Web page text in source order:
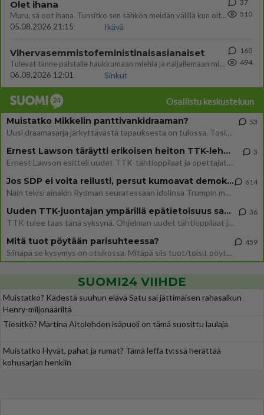
Olet ihana
Muru, sä oot ihana. Tunsitko sen sähkön meidän välillä kun oltiin ihan låhekkäin? 👩‍❤️‍👩❤️😼😘
05.08.2026 21:15
Ikävä
37
510
Vihervasemmistofeministinaisasianaiset
Tulevat tänne palstalle haukkumaan miehiä ja naljailemaan miehelle, kehuvat olevansa heitä parempia. Itse asuvat MIEHE
06.08.2026 12:01
Sinkut
160
494
Osallistu keskusteluun
Muistatko Mikkelin panttivankidraaman?
Uusi draamasarja järkyttävästä tapauksesta on tulossa. Tositapahtumiin perustuva sarja ammentaa vuoden 1986 Mikkelin pan
53
Ernest Lawson täräytti erikoisen heiton TTK-lehdistötilaisuudessa: " Onko tässä tarkoituksena...?"
Ernest Lawson esitteli uudet TTK-tähtioppilaat ja opettajat torstaina 6.8. lehdistölle. Tulevalla kaudella on yksi hausk
3
Jos SDP ei voita reilusti, persut kumoavat demokratian Suomesta
Näin tekisi ainakin Rydman seuratessaan idolinsa Trumpin mallia https://www.is.fi/politiikka/art-2000012187244.html
614
Uuden TTK-juontajan ympärillä epätietoisuus sakenee - Nyt MTV hämmentää soppaa
TTK tulee taas tänä syksynä. Ohjelman uudet tähtioppilaat julkistetaan torstaina 6. elokuuta klo 14 alkavassa lehdistö
36
Mitä tuot pöytään parisuhteessa?
Siinäpä se kysymys on otsikossa. Mitäpä siis tuot/toisit pöytään parisuhteessa? Oletko mies vai nainen? Koetko sen mitä
459
SUOMI24 VIIHDE
Muistatko? Kädestä suuhun elävä Satu sai jättimäisen rahasalkun
Henry-miljonääriltä
Tiesitkö? Martina Aitolehden isäpuoli on tämä suosittu laulaja
Muistatko Hyvät, pahat ja rumat? Tämä leffa tv:ssä herättää
kohusarjan henkiin